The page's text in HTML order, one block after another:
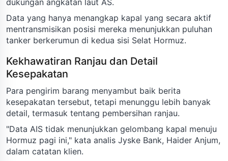
Data yang hanya menangkap kapal yang secara aktif
mentransmisikan posisi mereka menunjukkan puluhan
tanker berkerumun di kedua sisi Selat Hormuz.
Kekhawatiran Ranjau dan Detail
Kesepakatan
Para pengirim barang menyambut baik berita
kesepakatan tersebut, tetapi menunggu lebih banyak
detail, termasuk tentang pembersihan ranjau.
"Data AIS tidak menunjukkan gelombang kapal menuju
Hormuz pagi ini," kata analis Jyske Bank, Haider Anjum,
dalam catatan klien.